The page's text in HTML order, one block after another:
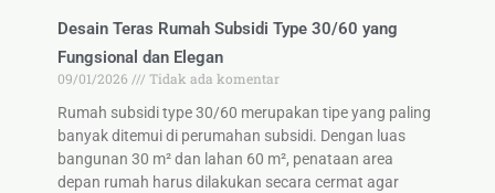
Desain Teras Rumah Subsidi Type 30/60 yang
Fungsional dan Elegan
09/01/2026
Tidak ada komentar
Rumah subsidi type 30/60 merupakan tipe yang paling
banyak ditemui di perumahan subsidi. Dengan luas
bangunan 30 m² dan lahan 60 m², penataan area
depan rumah harus dilakukan secara cermat agar